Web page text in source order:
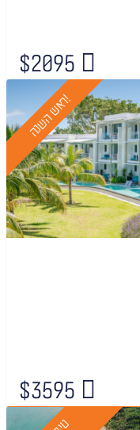
$2095
ר
א
ש
ה
ש
נ
ה
!
$3595
באישור מיידי